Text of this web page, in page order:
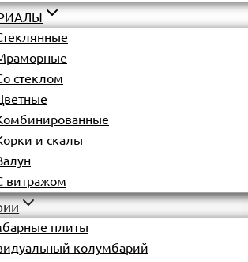
стеклом
и скалы
витражом
плиты
колумбарий